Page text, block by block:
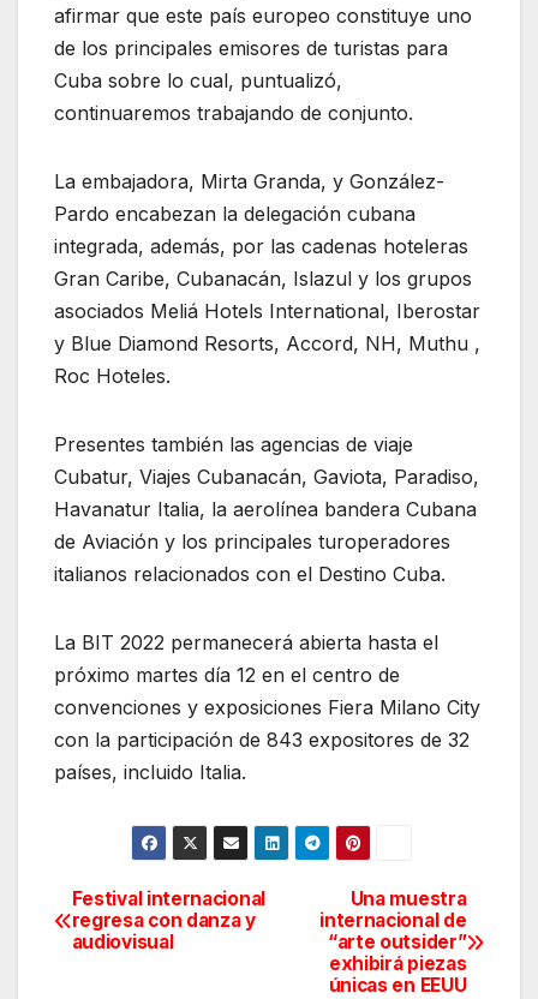
afirmar que este país europeo constituye uno
de los principales emisores de turistas para
Cuba sobre lo cual, puntualizó,
continuaremos trabajando de conjunto.
La embajadora, Mirta Granda, y González-
Pardo encabezan la delegación cubana
integrada, además, por las cadenas hoteleras
Gran Caribe, Cubanacán, Islazul y los grupos
asociados Meliá Hotels International, Iberostar
y Blue Diamond Resorts, Accord, NH, Muthu ,
Roc Hoteles.
Presentes también las agencias de viaje
Cubatur, Viajes Cubanacán, Gaviota, Paradiso,
Havanatur Italia, la aerolínea bandera Cubana
de Aviación y los principales turoperadores
italianos relacionados con el Destino Cuba.
La BIT 2022 permanecerá abierta hasta el
próximo martes día 12 en el centro de
convenciones y exposiciones Fiera Milano City
con la participación de 843 expositores de 32
países, incluido Italia.
Navegación
de
Una muestra
internacional de
“arte outsider”
exhibirá piezas
únicas en EEUU
Festival internacional
regresa con danza y
audiovisual